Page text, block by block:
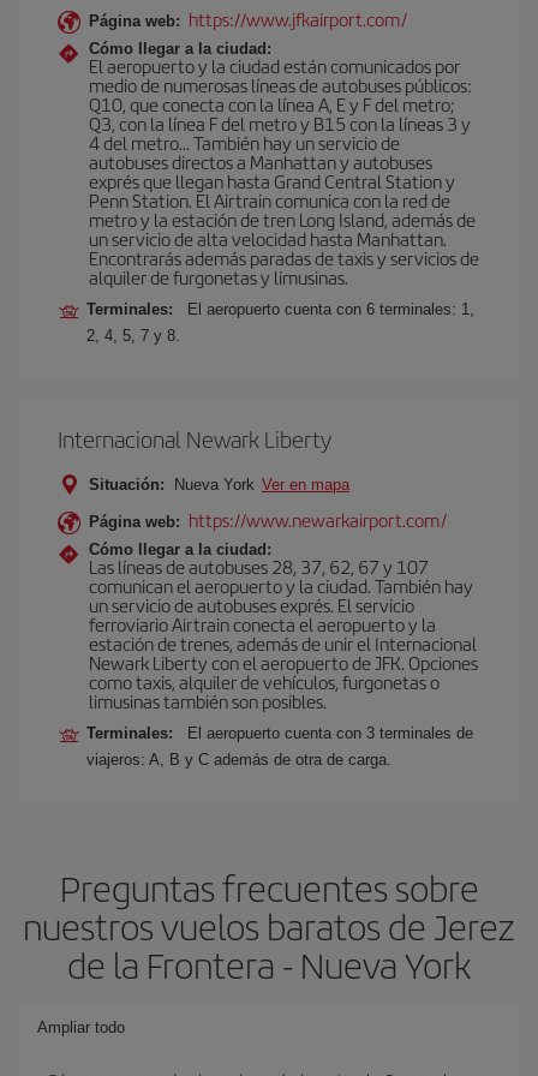
Página web: https://www.jfkairport.com/
Cómo llegar a la ciudad:
El aeropuerto y la ciudad están comunicados por
medio de numerosas líneas de autobuses públicos:
Q10, que conecta con la línea A, E y F del metro;
Q3, con la línea F del metro y B15 con la líneas 3 y
4 del metro… También hay un servicio de
autobuses directos a Manhattan y autobuses
exprés que llegan hasta Grand Central Station y
Penn Station. El Airtrain comunica con la red de
metro y la estación de tren Long Island, además de
un servicio de alta velocidad hasta Manhattan.
Encontrarás además paradas de taxis y servicios de
alquiler de furgonetas y limusinas.
Terminales:
El aeropuerto cuenta con 6 terminales: 1,
2, 4, 5, 7 y 8.
Internacional Newark Liberty
Situación: Nueva York Ver en mapa
Página web: https://www.newarkairport.com/
Cómo llegar a la ciudad:
Las líneas de autobuses 28, 37, 62, 67 y 107
comunican el aeropuerto y la ciudad. También hay
un servicio de autobuses exprés. El servicio
ferroviario Airtrain conecta el aeropuerto y la
estación de trenes, además de unir el Internacional
Newark Liberty con el aeropuerto de JFK. Opciones
como taxis, alquiler de vehículos, furgonetas o
limusinas también son posibles.
Terminales:
El aeropuerto cuenta con 3 terminales de
viajeros: A, B y C además de otra de carga.
Preguntas frecuentes sobre
nuestros vuelos baratos de Jerez
de la Frontera - Nueva York
Ampliar todo